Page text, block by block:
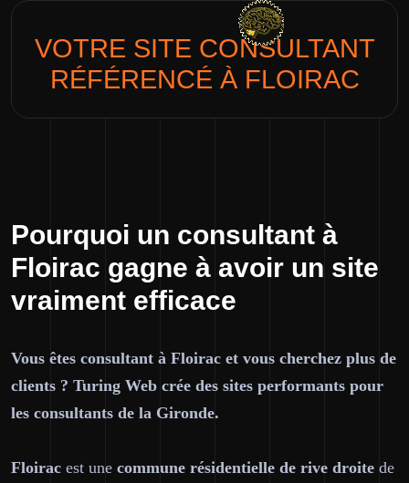
VOTRE SITE CONSULTANT
RÉFÉRENCÉ À FLOIRAC
Pourquoi un consultant à
Floirac gagne à avoir un site
vraiment efficace
Vous êtes consultant à Floirac et vous cherchez plus de
clients ? Turing Web crée des sites performants pour
les consultants de la Gironde.
Floirac est une commune résidentielle de rive droite de